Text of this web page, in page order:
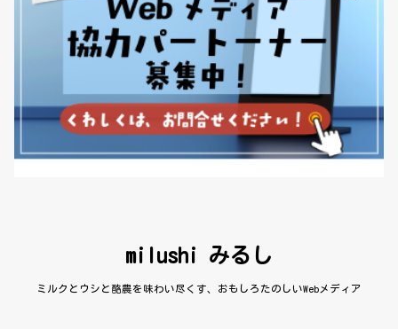
milushi みるし
ミルクとウシと酪農を味わい尽くす、おもしろたのしいWebメディア